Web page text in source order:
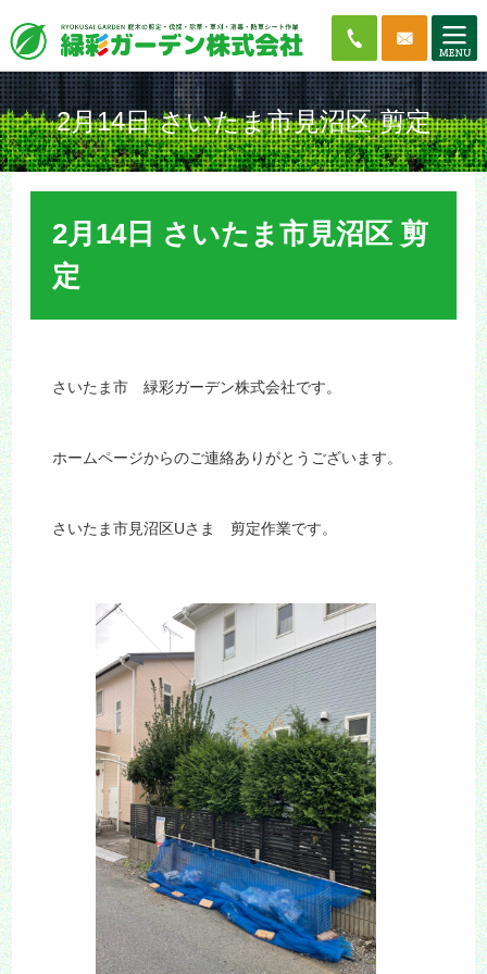
2月14日 さいたま市見沼区 剪定
2月14日 さいたま市見沼区 剪
定
さいたま市 緑彩ガーデン株式会社です。
ホームページからのご連絡ありがとうございます。
さいたま市見沼区Uさま 剪定作業です。